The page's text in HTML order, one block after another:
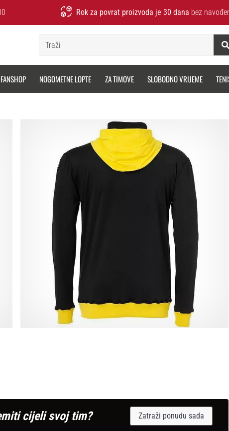
Rok za povrat proizvoda je 30 dana bez
FANSHOP NOGOMETNE LOPTE ZA TIMOVE SLOBODNO VRIJEME
cijeli svoj tim? Zatraži ponudu sada